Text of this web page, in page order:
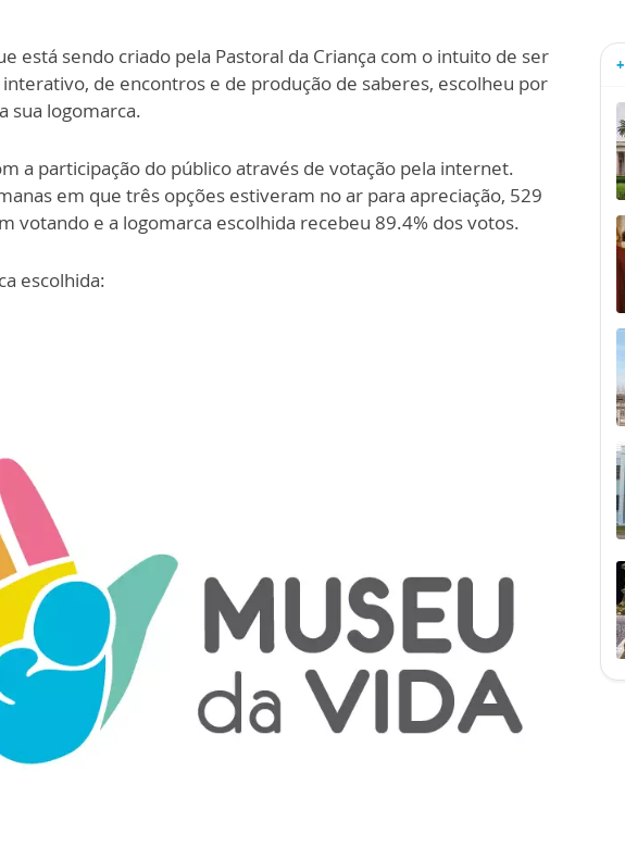
está sendo criado pela Pastoral da Criança com o intuito de ser
de encontros e de produção de saberes, escolheu por
sua logomarca.
a participação do público através de votação pela internet.
em que três opções estiveram no ar para apreciação, 529
votando e a logomarca escolhida recebeu 89.4% dos votos.
escolhida: